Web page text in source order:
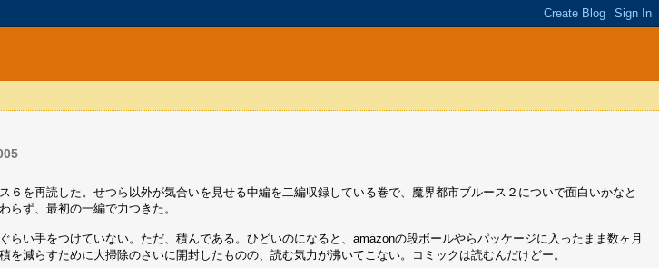
６を再読した。せつら以外が気合いを見せる中編を二編収録している巻で、魔界都市ブルース２についで面白いかなと
らず、最初の一編で力つきた。
らい手をつけていない。ただ、積んである。ひどいのになると、amazonの段ボールやらパッケージに入ったまま数ヶ月
を減らすために大掃除のさいに開封したものの、読む気力が沸いてこない。コミックは読むんだけどー。